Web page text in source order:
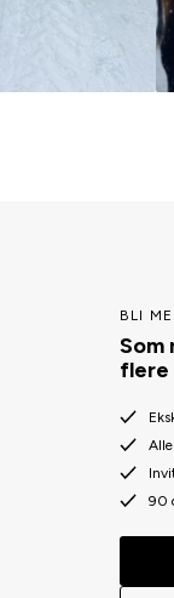
BLI
Som
flere
90